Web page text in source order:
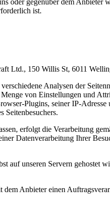
ist.
Ltd., 150 Willis St, 6011
Analysen der
von Einstellungen und
Plugins, seiner IP-
Seitenbesuchers.
erfolgt die Verarbeitung
Datenverarbeitung Ihrer
auf unseren Servern
Anbieter einen